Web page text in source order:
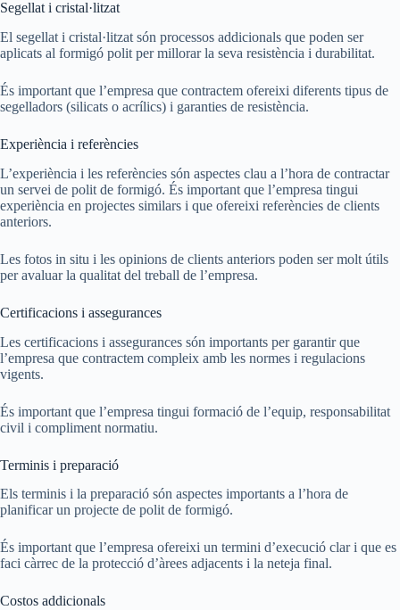
Segellat i cristal·litzat
El segellat i cristal·litzat són processos addicionals que poden ser
aplicats al formigó polit per millorar la seva resistència i durabilitat.
És important que l’empresa que contractem ofereixi diferents tipus de
segelladors (silicats o acrílics) i garanties de resistència.
Experiència i referències
L’experiència i les referències són aspectes clau a l’hora de contractar
un servei de polit de formigó. És important que l’empresa tingui
experiència en projectes similars i que ofereixi referències de clients
anteriors.
Les fotos in situ i les opinions de clients anteriors poden ser molt útils
per avaluar la qualitat del treball de l’empresa.
Certificacions i assegurances
Les certificacions i assegurances són importants per garantir que
l’empresa que contractem compleix amb les normes i regulacions
vigents.
És important que l’empresa tingui formació de l’equip, responsabilitat
civil i compliment normatiu.
Terminis i preparació
Els terminis i la preparació són aspectes importants a l’hora de
planificar un projecte de polit de formigó.
És important que l’empresa ofereixi un termini d’execució clar i que es
faci càrrec de la protecció d’àrees adjacents i la neteja final.
Costos addicionals